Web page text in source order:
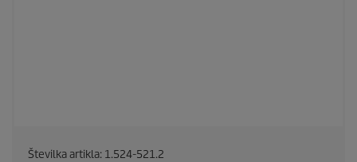
Številka artikla: 1.524-521.2